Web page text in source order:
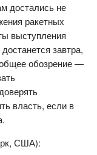
достались не
ракетных
выступления
завтра,
обозрение —
власть, если в
США):